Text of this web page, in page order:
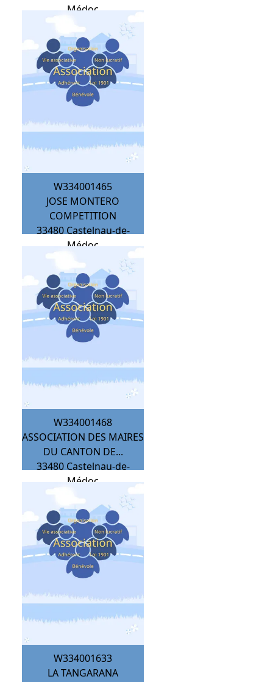
Médoc
W334001465
JOSE MONTERO
COMPETITION
33480 Castelnau-de-
Médoc
W334001468
ASSOCIATION DES MAIRES
DU CANTON DE...
33480 Castelnau-de-
Médoc
W334001633
LA TANGARANA